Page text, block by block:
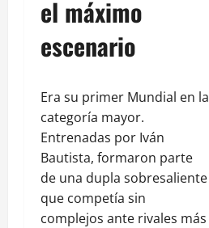
el máximo
escenario
Era su primer Mundial en la
categoría mayor.
Entrenadas por Iván
Bautista, formaron parte
de una dupla sobresaliente
que competía sin
complejos ante rivales más